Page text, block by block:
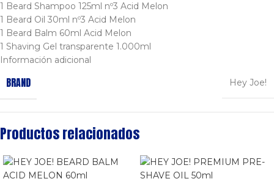
1 Beard Shampoo 125ml nº3 Acid Melon
1 Beard Oil 30ml nº3 Acid Melon
1 Beard Balm 60ml Acid Melon
1 Shaving Gel transparente 1.000ml
Información adicional
BRAND Hey Joe!
Productos relacionados